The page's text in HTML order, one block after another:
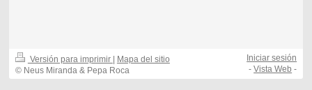
Versión para imprimir | Mapa del sitio
© Neus Miranda & Pepa Roca
Iniciar sesión
-Vista Web -